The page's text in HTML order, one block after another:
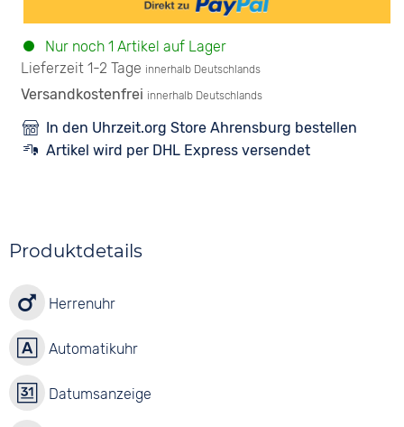
Nur noch 1 Artikel auf Lager
Lieferzeit 1-2 Tage innerhalb Deutschlands
Versandkostenfrei innerhalb Deutschlands
In den Uhrzeit.org Store Ahrensburg bestellen
Artikel wird per DHL Express versendet
Produktdetails
Herrenuhr
Automatikuhr
Datumsanzeige